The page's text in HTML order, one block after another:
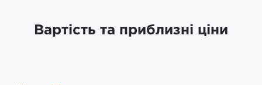
Вартість та приблизні ціни